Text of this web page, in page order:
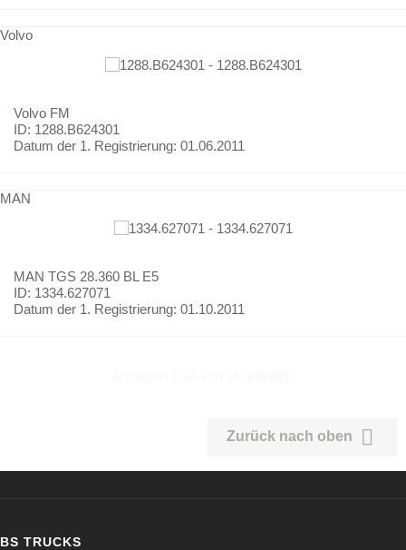
Volvo
Volvo FM
ID: 1288.B624301
Datum der 1. Registrierung: 01.06.2011
MAN
MAN TGS 28.360 BL E5
ID: 1334.627071
Datum der 1. Registrierung: 01.10.2011
Zurück nach oben 
BS TRUCKS